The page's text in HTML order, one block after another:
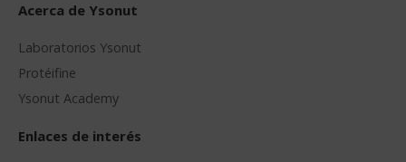
Acerca de Ysonut
Laboratorios Ysonut
Protéifine
Ysonut Academy
Enlaces de interés